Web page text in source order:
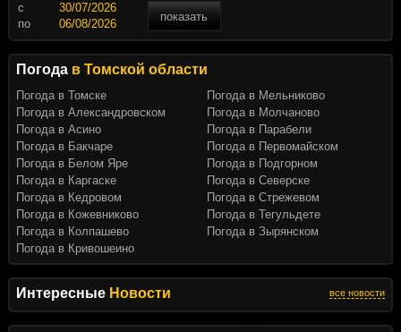
Интересные Новости все новости
c
показать
по
Погода в Томской области
Погода в Томске
Погода в Александровском
Погода в Асино
Погода в Бакчаре
Погода в Белом Яре
Погода в Каргаске
Погода в Кедровом
Погода в Кожевниково
Погода в Колпашево
Погода в Кривошеино
Погода в Мельниково
Погода в Молчаново
Погода в Парабели
Погода в Первомайском
Погода в Подгорном
Погода в Северске
Погода в Стрежевом
Погода в Тегульдете
Погода в Зырянском